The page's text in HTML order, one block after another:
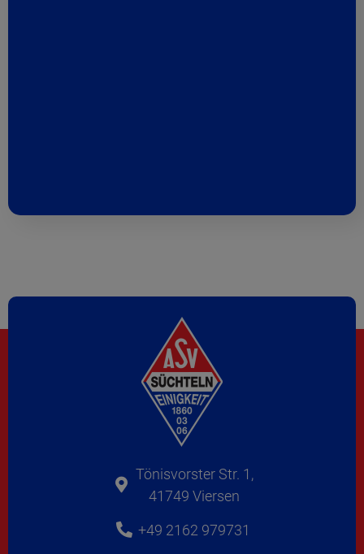
Tönisvorster Str. 1,
41749 Viersen
+49 2162 979731